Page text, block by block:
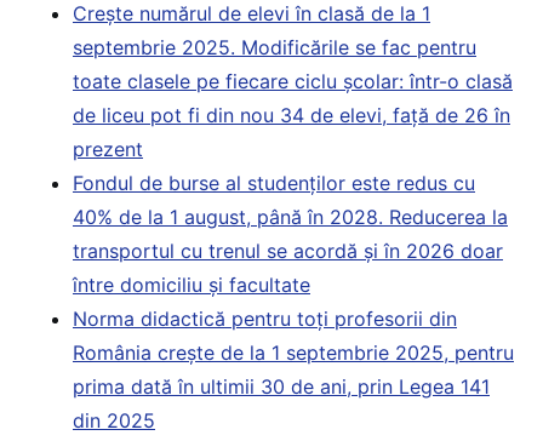
Crește numărul de elevi în clasă de la 1
septembrie 2025. Modificările se fac pentru
toate clasele pe fiecare ciclu școlar: într-o clasă
de liceu pot fi din nou 34 de elevi, față de 26 în
prezent
Fondul de burse al studenților este redus cu
40% de la 1 august, până în 2028. Reducerea la
transportul cu trenul se acordă și în 2026 doar
între domiciliu și facultate
Norma didactică pentru toți profesorii din
România crește de la 1 septembrie 2025, pentru
prima dată în ultimii 30 de ani, prin Legea 141
din 2025